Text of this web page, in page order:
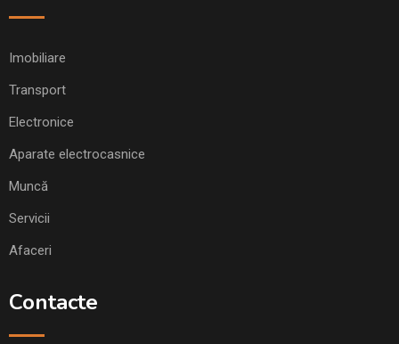
Imobiliare
Transport
Electronice
Aparate electrocasnice
Muncă
Servicii
Afaceri
Contacte